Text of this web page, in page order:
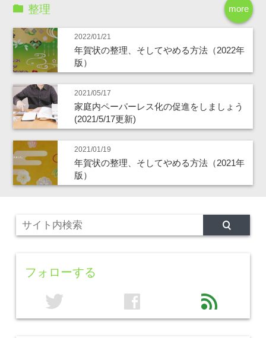
more
整理
2022/01/21
年賀状の整理、そしてやめる方法（2022年
版）
2021/05/17
家庭内ペーパーレス化の促進をしましょう
(2021/5/17更新)
2021/01/19
年賀状の整理、そしてやめる方法（2021年
版）
フォローする
twitter facebook feed